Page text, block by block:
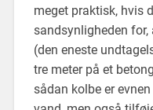
meget praktisk, hvis
sandsynligheden
(den eneste
tre meter på et
sådan kolbe er